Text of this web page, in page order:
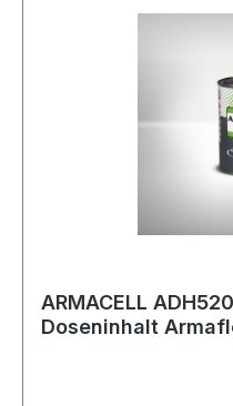
ARMACELL
Doseninhalt